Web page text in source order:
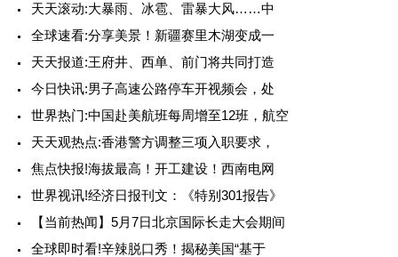
天天滚动:大暴雨、冰雹、雷暴大风……中
全球速看:分享美景！新疆赛里木湖变成一
天天报道:王府井、西单、前门将共同打造
今日快讯:男子高速公路停车开视频会，处
世界热门:中国赴美航班每周增至12班，航空
天天观热点:香港警方调整三项入职要求，
焦点快报!海拔最高！开工建设！西南电网
世界视讯!经济日报刊文：《特别301报告》
【当前热闻】5月7日北京国际长走大会期间
全球即时看!辛辣脱口秀！揭秘美国“基于